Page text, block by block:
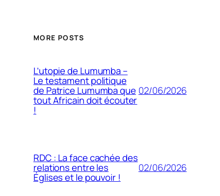
MORE POSTS
L’utopie de Lumumba –
Le testament politique
de Patrice Lumumba que
tout Africain doit écouter
!
02/06/2026
RDC : La face cachée des
relations entre les
Églises et le pouvoir !
02/06/2026